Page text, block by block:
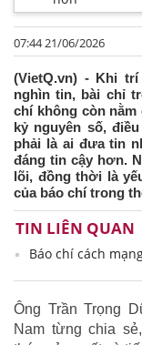
07:44 21/06/2026
(VietQ.vn) - Khi
nghìn tin, bài chỉ
chí không còn
kỷ nguyên số,
phải là ai đưa tin
đáng tin cậy hơn.
lõi, đồng thời là
của báo chí trong
TIN LIÊN QUAN
Báo chí cách
Ông Trần Trọng
Nam từng chia